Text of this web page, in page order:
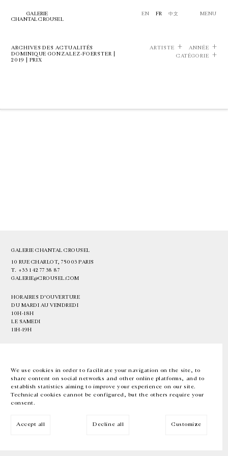
We use cookies in order to facilitate your navigation on the site, to
share content on social networks and other online platforms, and to
establish statistics aiming to improve your experience on our site.
Technical cookies cannot be configured, but the others require your
consent.
Accept all Decline all Customize
GALERIE
CHANTAL CROUSEL
EN FR 中文 MENU
ARCHIVES DES ACTUALITÉS
DOMINIQUE GONZALEZ-FOERSTER |
2019 | PRIX
ARTISTE
ANNÉE
CATÉGORIE
GALERIE CHANTAL CROUSEL
10 RUE CHARLOT, 75003 PARIS
T. +33 1 42 77 38 87
GALERIE@CROUSEL.COM
HORAIRES D'OUVERTURE
DU MARDI AU VENDREDI
10H-18H
LE SAMEDI
11H-19H
EN FR 中文 Facebook Instagram
Inscrivez-vous à notre newsletter